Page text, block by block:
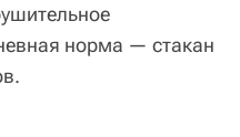
норма — стакан